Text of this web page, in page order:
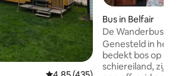
Bus in Belfair
De Wanderbus in
Genesteld in het
bedekt bos op
schiereiland, zijn